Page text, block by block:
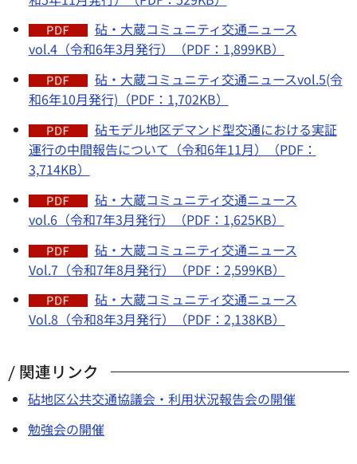
砧・大蔵コミュニティ交通ニュース
vol.4（令和6年3月発行）（PDF：1,899KB）
砧・大蔵コミュニティ交通ニュースvol.5(令
和6年10月発行)（PDF：1,702KB）
砧モデル地区デマンド型交通における実証
運行の中間報告について（令和6年11月）（PDF：
3,714KB）
砧・大蔵コミュニティ交通ニュース
vol.6（令和7年3月発行）（PDF：1,625KB）
砧・大蔵コミュニティ交通ニュース
Vol.7（令和7年8月発行）（PDF：2,599KB）
砧・大蔵コミュニティ交通ニュース
Vol.8（令和8年3月発行）（PDF：2,138KB）
関連リンク
砧地区公共交通協議会・利用状況報告会の開催
勉強会の開催